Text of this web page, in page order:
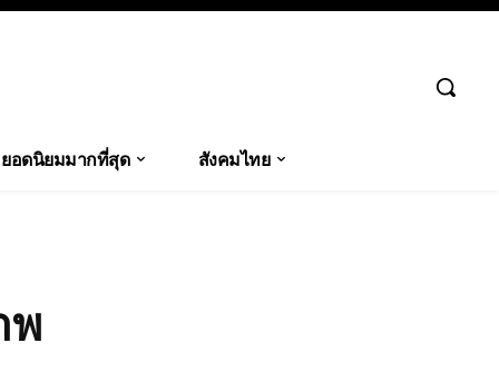
ยอดนิยมมากที่สุด สังคมไทย
พ